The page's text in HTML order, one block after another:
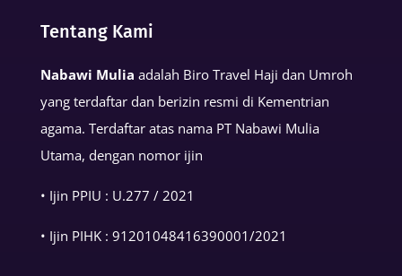
Muslim
Tentang Kami
Nabawi Mulia adalah Biro Travel Haji dan Umroh
yang terdaftar dan berizin resmi di Kementrian
agama. Terdaftar atas nama PT Nabawi Mulia
Utama, dengan nomor ijin
• Ijin PPIU : U.277 / 2021
• Ijin PIHK : 91201048416390001/2021